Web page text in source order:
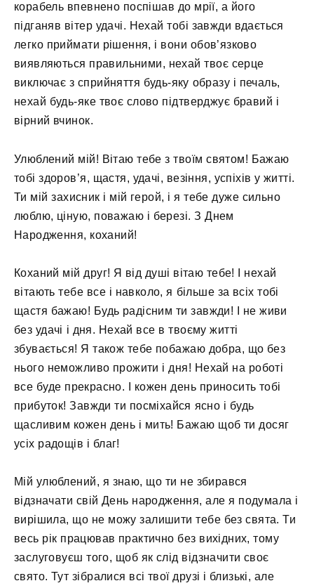
корабель впевнено поспішав до мрії, а його
підганяв вітер удачі. Нехай тобі завжди вдається
легко приймати рішення, і вони обов’язково
виявляються правильними, нехай твоє серце
виключає з сприйняття будь-яку образу і печаль,
нехай будь-яке твоє слово підтверджує бравий і
вірний вчинок.
Улюблений мій! Вітаю тебе з твоїм святом! Бажаю
тобі здоров’я, щастя, удачі, везіння, успіхів у житті.
Ти мій захисник і мій герой, і я тебе дуже сильно
люблю, ціную, поважаю і березі. З Днем
Народження, коханий!
Коханий мій друг! Я від душі вітаю тебе! І нехай
вітають тебе все і навколо, я більше за всіх тобі
щастя бажаю! Будь радісним ти завжди! І не живи
без удачі і дня. Нехай все в твоєму житті
збувається! Я також тебе побажаю добра, що без
нього неможливо прожити і дня! Нехай на роботі
все буде прекрасно. І кожен день приносить тобі
прибуток! Завжди ти посміхайся ясно і будь
щасливим кожен день і мить! Бажаю щоб ти досяг
усіх радощів і благ!
Мій улюблений, я знаю, що ти не збирався
відзначати свій День народження, але я подумала і
вирішила, що не можу залишити тебе без свята. Ти
весь рік працював практично без вихідних, тому
заслуговуєш того, щоб як слід відзначити своє
свято. Тут зібралися всі твої друзі і близькі, але